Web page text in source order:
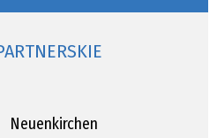
Neuenkirchen